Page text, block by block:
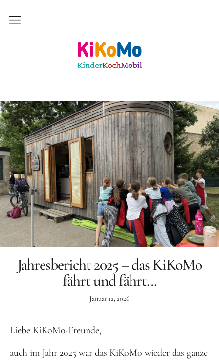
Kinderkochmobil KiKoMo Karlsruhe
Start
Mein Team
Daher komme ich
Meine Freunde
Saisonal – Regional – Bio
Wir sind “in-Form”
Anerkannt als “BNE”-Akteur
Mein erstes Jahr
Aktuelles
Tipps für Kids
Rezepte
Für Schulen
Projektwoche Planetary Health Diet
Frühlingsküche & Sprachschätze
Jahresbericht 2025 – das KiKoMo
fährt und fährt…
Januar 12, 2026
Liebe KiKoMo-Freunde,
auch im Jahr 2025 war das KiKoMo wieder das ganze